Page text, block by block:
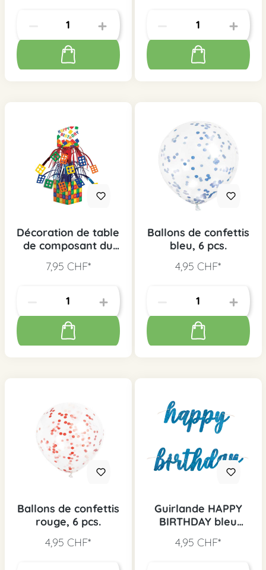
Décoration de table
de composant du
7,95 CHF*
Ballons de confettis
bleu, 6 pcs.
4,95 CHF*
Ballons de confettis
rouge, 6 pcs.
4,95 CHF*
Guirlande HAPPY
BIRTHDAY bleu
4,95 CHF*